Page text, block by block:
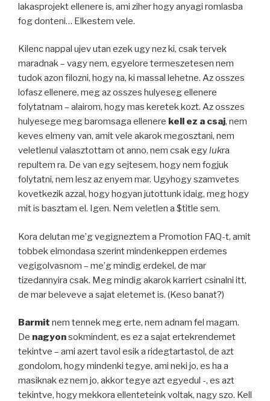
lakasprojekt ellenere is, ami ziher hogy anyagi romlasba
fog donteni… Elkestem vele.
Kilenc nappal ujev utan ezek ugy nez ki, csak tervek
maradnak – vagy nem, egyelore termeszetesen nem
tudok azon filozni, hogy na, ki massal lehetne. Az osszes
lofasz ellenere, meg az osszes hulyeseg ellenere
folytatnam – alairom, hogy mas keretek kozt. Az osszes
hulyesege meg baromsaga ellenere kell ez a csaj, nem
keves elmeny van, amit vele akarok megosztani, nem
veletlenul valasztottam ot anno, nem csak egylukra
repultem ra. De van egy sejtesem, hogy nem fogjuk
folytatni, nem lesz az enyem mar. Ugyhogy szamvetes
kovetkezik azzal, hogy hogyan jutottunk idaig, meg hogy
mit is basztam el. Igen. Nem veletlen a $title sem.
Kora delutan me’g vegigneztem a Promotion FAQ-t, amit
tobbek elmondasa szerint mindenkeppen erdemes
vegigolvasnom – me’g mindig erdekel, de mar
tizedannyira csak. Meg mindig akarok karriert csinalni itt,
de mar beleveve a sajat eletemet is. (Keso banat?)
Barmit nem tennek meg erte, nem adnam fel magam.
De nagyonsokmindent, es ez a sajat ertekrendemet
tekintve – ami azert tavol esik a ridegtartastol, de azt
gondolom, hogy mindenki tegye, ami neki jo, es ha a
masiknak ez nem jo, akkor tegye azt egyedul -, es azt
tekintve, hogy mekkora ellenteteink voltak, nagy szo. Kell